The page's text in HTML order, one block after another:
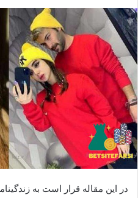
در این مقاله قرار است به